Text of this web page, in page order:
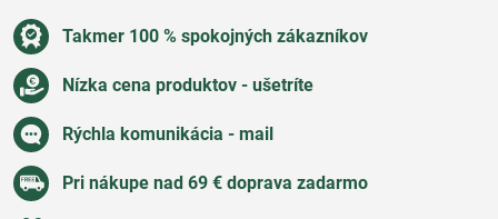
Takmer 100 % spokojných zákazníkov
Nízka cena produktov - ušetríte
Rýchla komunikácia - mail
Pri nákupe nad 69 € doprava zadarmo